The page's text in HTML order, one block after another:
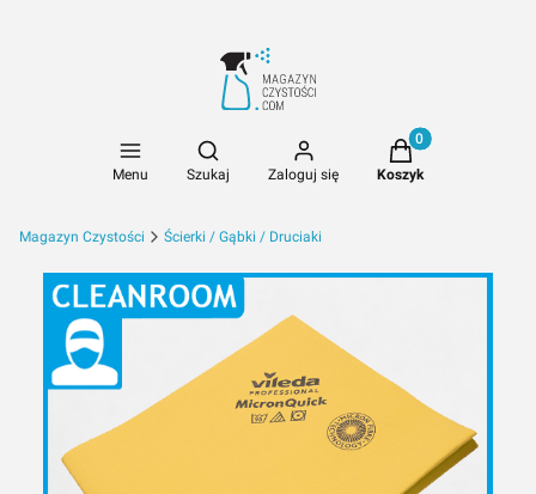
Menu
Otwórz wyszukiwarkę
Szukaj Zaloguj się
Produkty w
Koszyk
Magazyn Czystości Ścierki / Gąbki / Druciaki